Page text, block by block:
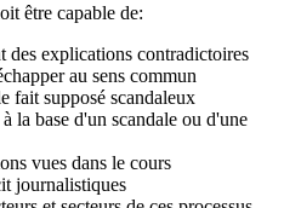
être capable de:
des explications contradictoires
au sens commun
fait supposé scandaleux
la base d'un scandale ou d'une
vues dans le cours
journalistiques